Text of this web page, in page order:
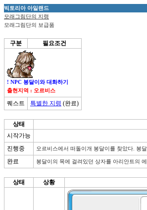
빅토리아 아일랜드
모래그림단의 지령
모래그림단의 보급품
구분 필요조건
! NPC 봉달이와 대화하기
출현지역 : 오르비스
퀘스트 특별한 지령 (완료)
상태
시작가능
진행중
오르비스에서 떠돌이개 봉달이를 찾았다. 봉
완료 봉달이의 목에 걸려있던 상자를 아리안트의
상태 상황